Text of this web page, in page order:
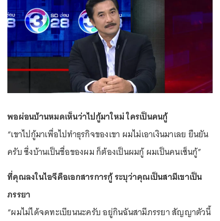
พอผ่อนบ้านหมดเห็นว่าไปกู้มาใหม่ ใครเป็นคนกู้
“เขาไปกู้มาเพื่อไปทำธุรกิจของเขา ผมไม่เอาเงินมาเลย ยืนยัน
ครับ ซึ่งบ้านเป็นชื่อของผม ก็ต้องเป็นผมกู้ ผมเป็นคนเซ็นกู้”
ที่คุณลงในไอจีคือเอกสารการกู้ ระบุว่าคุณเป็นสามีเขาเป็น
ภรรยา
“ผมไม่ได้จดทะเบียนนะครับ อยู่กินฉันสามีภรรยา สัญญาตัวนี้